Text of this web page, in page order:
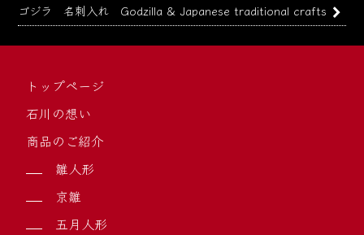
ゴジラ 名刺入れ Godzilla & Japanese traditional crafts
トップページ
石川の想い
商品のご紹介
雛人形
京雛
五月人形